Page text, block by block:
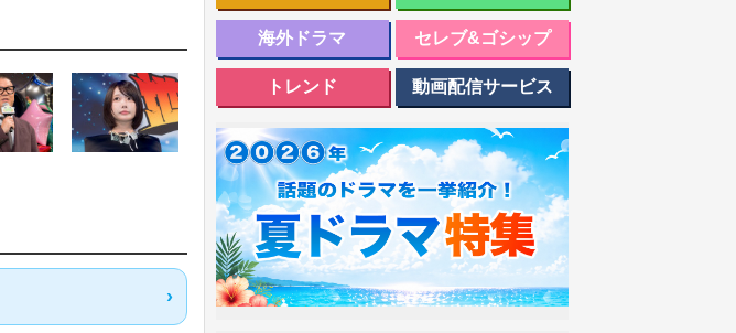
海外ドラマ セレブ&ゴシップ
トレンド 動画配信サービス